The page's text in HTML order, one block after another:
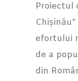
Proiectul
efortului
de a
din